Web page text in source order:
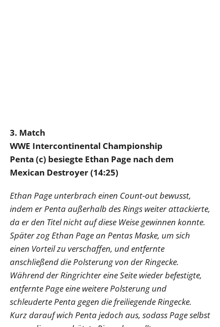
3. Match
WWE Intercontinental Championship
Penta (c) besiegte Ethan Page nach dem
Mexican Destroyer (14:25)
Ethan Page unterbrach einen Count-out bewusst,
indem er Penta außerhalb des Rings weiter attackierte,
da er den Titel nicht auf diese Weise gewinnen konnte.
Später zog Ethan Page an Pentas Maske, um sich
einen Vorteil zu verschaffen, und entfernte
anschließend die Polsterung von der Ringecke.
Während der Ringrichter eine Seite wieder befestigte,
entfernte Page eine weitere Polsterung und
schleuderte Penta gegen die freiliegende Ringecke.
Kurz darauf wich Penta jedoch aus, sodass Page selbst